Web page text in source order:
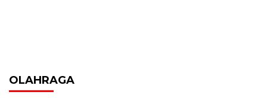
OLAHRAGA